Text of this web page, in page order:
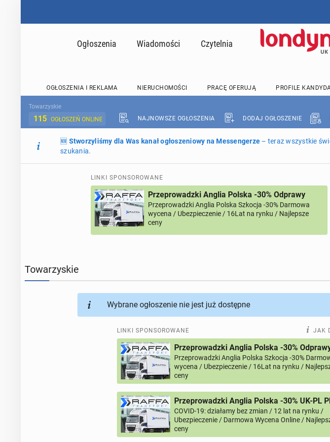
Ogłoszenia Wiadomości Czytelnia
OGŁOSZENIA I REKLAMA NIERUCHOMOŚCI PRACĘ OFERUJĄ PROFILE
Towarzyskie
115 OGŁOSZEŃ ONLINE NAJNOWSZE OGŁOSZENIA DODAJ OGŁOSZENIE
🆕 Stworzyliśmy dla Was kanał ogłoszeniowy na Messengerze – teraz wszystkie
szukania.
LINKI SPONSOROWANE
Przeprowadzki Anglia Polska -30% Odprawy
Przeprowadzki Anglia Polska Szkocja -30% Darmowa
wycena / Ubezpieczenie / 16Lat na rynku / Najlepsze
ceny
Towarzyskie
Wybrane ogłoszenie nie jest już dostępne
LINKI SPONSOROWANE JAK
Przeprowadzki Anglia Polska -30%
Przeprowadzki Anglia Polska Szkocja -30%
wycena / Ubezpieczenie / 16Lat na rynku /
ceny
Przeprowadzki Anglia Polska -30% UK-PL
COVID-19: działamy bez zmian / 12 lat na rynku /
Ubezpieczenie / Darmowa Wycena Online /
ceny